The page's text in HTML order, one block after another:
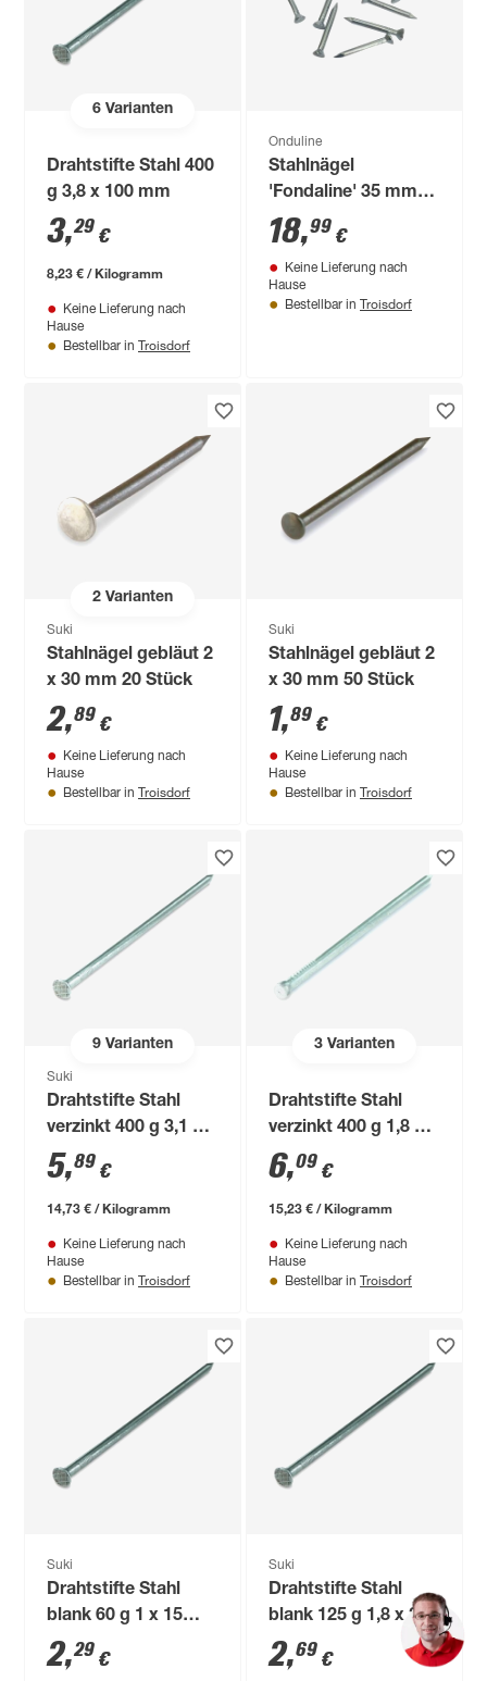
6Varianten
Drahtstifte Stahl 400
g 3,8 x 100 mm
3,29 €
8,23 € / Kilogramm
Keine Lieferung nach
Hause
Bestellbar in Troisdorf
Onduline
Stahlnägel
'Fondaline' 35 mm
100 Stück
18,99 €
Keine Lieferung nach
Hause
Bestellbar in Troisdorf
2Varianten
Suki
Stahlnägel gebläut 2
x 30 mm 20 Stück
2,89 €
Keine Lieferung nach
Hause
Bestellbar in Troisdorf
Suki
Stahlnägel gebläut 2
x 30 mm 50 Stück
1,89 €
Keine Lieferung nach
Hause
Bestellbar in Troisdorf
9Varianten
Suki
Drahtstifte Stahl
verzinkt 400 g 3,1 x
80 mm
5,89 €
14,73 € / Kilogramm
Keine Lieferung nach
Hause
Bestellbar in Troisdorf
3Varianten
Drahtstifte Stahl
verzinkt 400 g 1,8 x
35 mm
6,09 €
15,23 € / Kilogramm
Keine Lieferung nach
Hause
Bestellbar in Troisdorf
Suki
Drahtstifte Stahl
blank 60 g 1 x 15
mm
2,29 €
Suki
Drahtstifte Stahl
blank 125 g 1,8 x 35
mm
2,69 €